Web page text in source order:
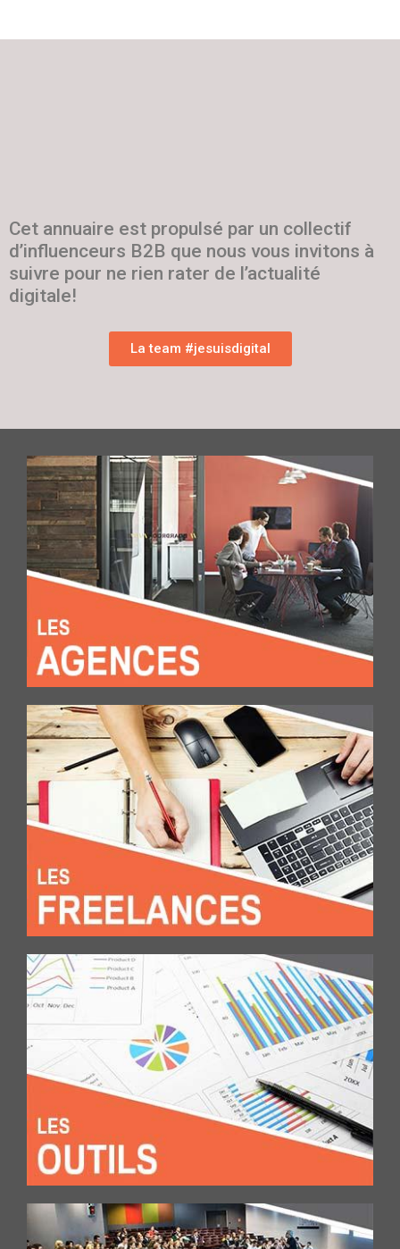
Cet annuaire est propulsé par un collectif
d’influenceurs B2B que nous vous invitons à
suivre pour ne rien rater de l’actualité
digitale!
La team #jesuisdigital